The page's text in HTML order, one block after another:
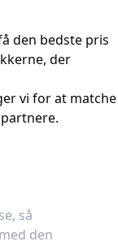
den bedste pris
der
vi for at matche